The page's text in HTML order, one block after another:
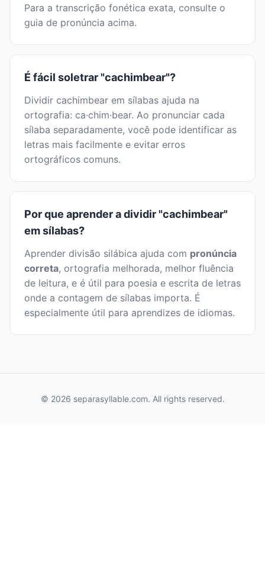
Para a transcrição fonética exata, consulte o
guia de pronúncia acima.
É fácil soletrar "cachimbear"?
Dividir cachimbear em sílabas ajuda na
ortografia: ca·chim·bear. Ao pronunciar cada
sílaba separadamente, você pode identificar as
letras mais facilmente e evitar erros
ortográficos comuns.
Por que aprender a dividir "cachimbear"
em sílabas?
Aprender divisão silábica ajuda com pronúncia
correta, ortografia melhorada, melhor fluência
de leitura, e é útil para poesia e escrita de letras
onde a contagem de sílabas importa. É
especialmente útil para aprendizes de idiomas.
© 2026 separasyllable.com. All rights reserved.